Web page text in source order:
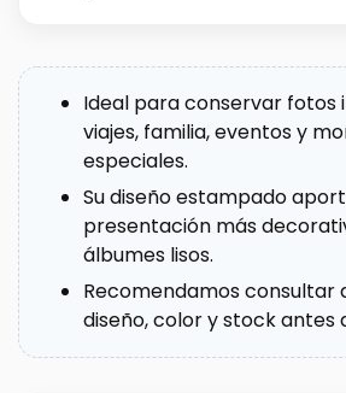
Ideal para conservar fotos
viajes, familia, eventos y
especiales.
Su diseño estampado
presentación más
álbumes lisos.
Recomendamos consultar
diseño, color y stock antes